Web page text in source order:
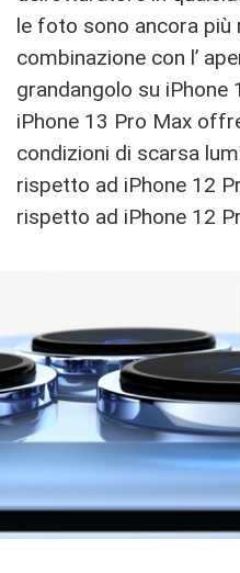
le foto sono ancora più
combinazione con l’
grandangolo su iPhone
iPhone 13 Pro Max
condizioni di scarsa
rispetto ad iPhone 12
rispetto ad iPhone 12